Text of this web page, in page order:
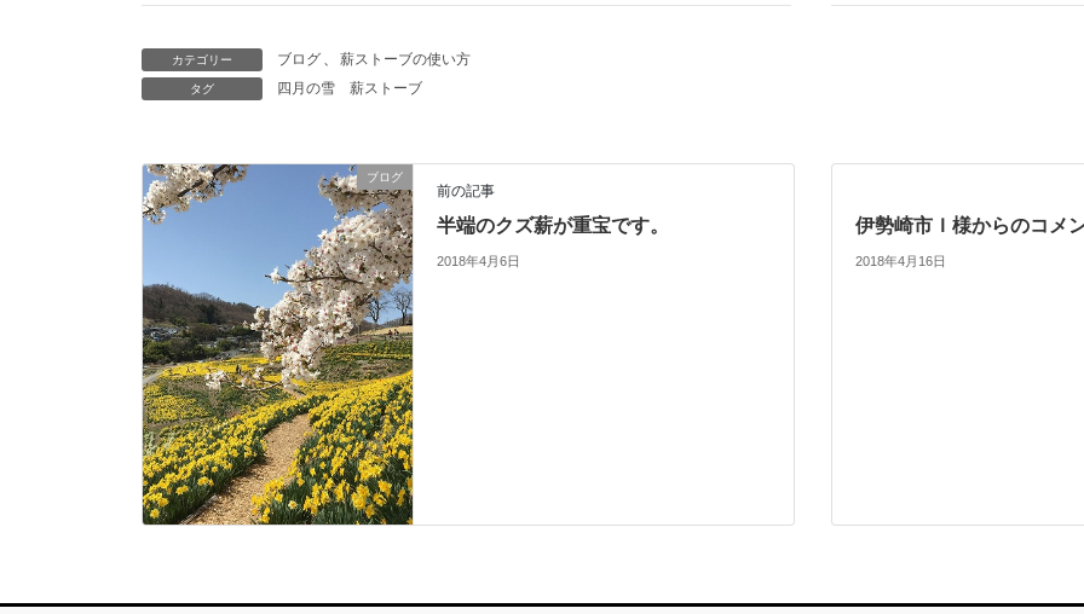
カテゴリー ブログ 、 薪ストーブの使い方
タグ 四月の雪 薪ストーブ
ブログ
前の記事
半端のクズ薪が重宝です。
2018年4月6日
伊勢崎市Ｉ様からのコメ
2018年4月16日